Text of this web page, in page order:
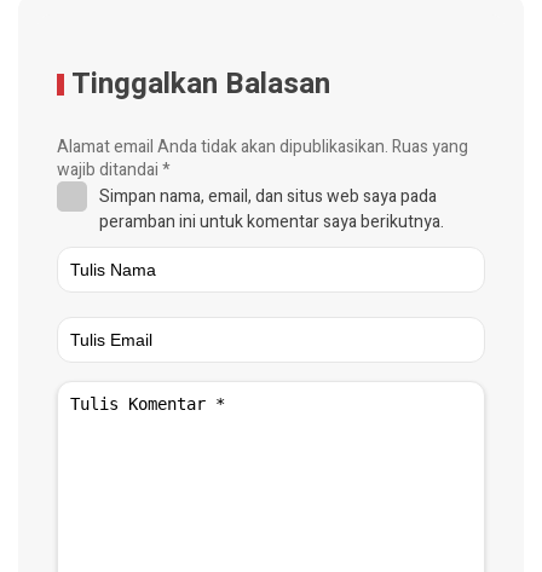
Tinggalkan Balasan
Alamat email Anda tidak akan dipublikasikan.Ruas yang
wajib ditandai*
Simpan nama, email, dan situs web saya pada
peramban ini untuk komentar saya berikutnya.